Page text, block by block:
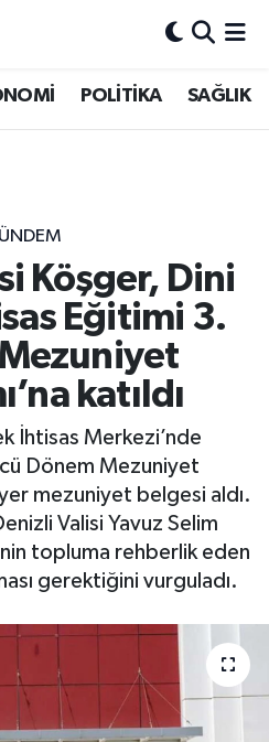
POLİTİKA SAĞLIK
Köşger, Dini
Eğitimi 3.
katıldı
İhtisas Merkezi’nde
Dönem Mezuniyet
mezuniyet belgesi aldı.
Valisi Yavuz Selim
topluma rehberlik eden
gerektiğini vurguladı.